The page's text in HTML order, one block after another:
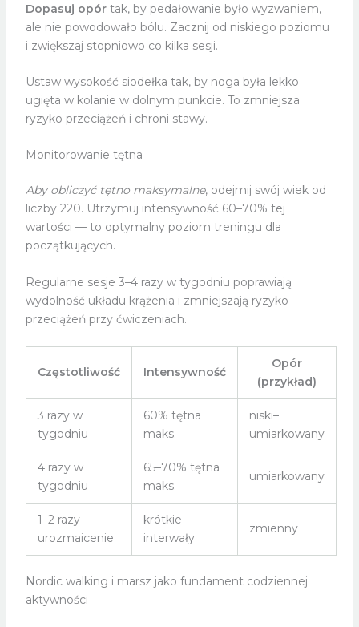
Dopasuj opórtak, by pedałowanie było wyzwaniem,
ale nie powodowało bólu. Zacznij od niskiego poziomu
i zwiększaj stopniowo co kilka sesji.
Ustaw wysokość siodełka tak, by noga była lekko
ugięta w kolanie w dolnym punkcie. To zmniejsza
ryzyko przeciążeń i chroni stawy.
Monitorowanie tętna
Aby obliczyć tętno maksymalne, odejmij swój wiek od
liczby 220. Utrzymuj intensywność 60–70% tej
wartości — to optymalny poziom treningu dla
początkujących.
Regularne sesje 3–4 razy w tygodniu poprawiają
wydolność układu krążenia i zmniejszają ryzyko
przeciążeń przy ćwiczeniach.
Częstotliwość Intensywność
Opór
(przykład)
3 razy w
tygodniu
60% tętna
maks.
niski–
umiarkowany
4 razy w
tygodniu
65–70% tętna
maks.
umiarkowany
1–2 razy
urozmaicenie
krótkie
interwały
zmienny
Nordic walking i marsz jako fundament codziennej
aktywności